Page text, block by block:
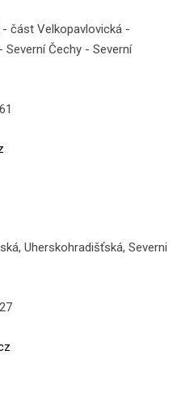
část Velkopavlovická -
Čechy - Severní
Uherskohradišťská, Severni